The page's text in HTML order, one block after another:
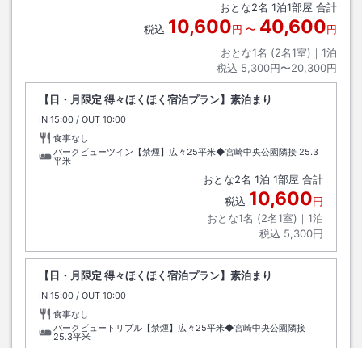
おとな2名 1泊1部屋 合計
税込 10,600円 〜 40,600円
おとな1名 (2名1室)｜ 1泊
税込 5,300円〜20,300円
【日・月限定 得々ほくほく宿泊プラン】素泊まり
IN チェックイン
15:00 / OUT チェックアウト
10:00
食事なし
パークビューツイン【禁煙】広々25平米◆宮崎中央公園隣接 25.3
平米
おとな2名 1泊 1部屋 合計
税込 10,600円
おとな1名 (2名1室)｜ 1泊
税込 5,300円
【日・月限定 得々ほくほく宿泊プラン】素泊まり
IN チェックイン
15:00 / OUT チェックアウト
10:00
食事なし
パークビュートリプル【禁煙】広々25平米◆宮崎中央公園隣接
25.3平米